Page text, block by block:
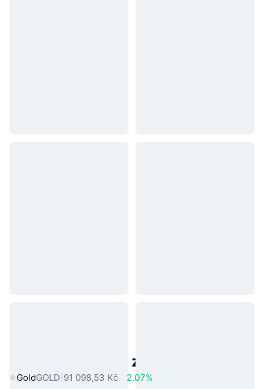
Populární aktiva z reálného světa
GoldGOLD 91 098,53 Kč
2.07%